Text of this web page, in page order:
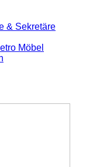
& Sekretäre
Möbel